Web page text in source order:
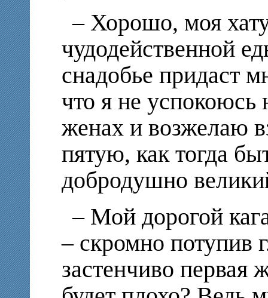
– Хорошо, моя
чудодейственной
снадобье придаст
что я не успокоюсь
женах и возжелаю
пятую, как тогда
добродушно
– Мой дорогой
– скромно потупив
застенчиво первая